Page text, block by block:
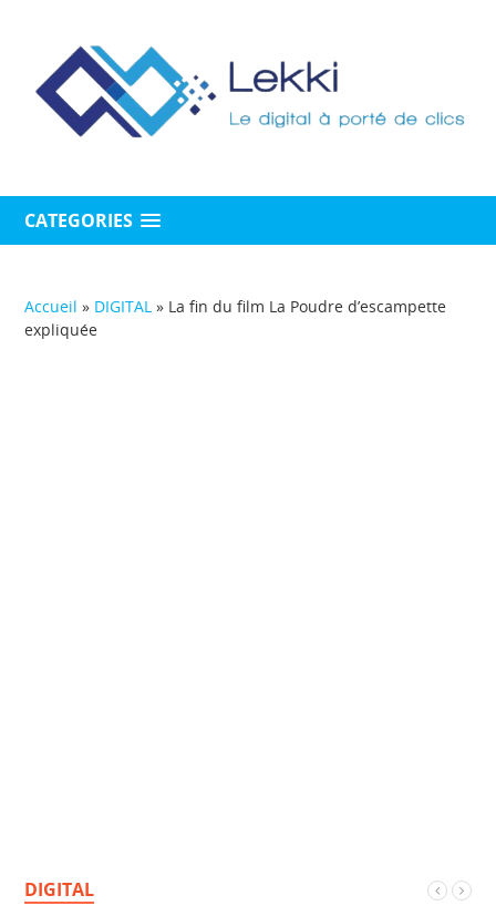
CATEGORIES
Accueil » DIGITAL » La fin du film La Poudre d’escampette
expliquée
DIGITAL